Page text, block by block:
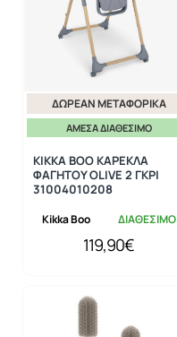
ΆΜΕΣΑ ΔΙΑΘΈΣΙΜΟ
ΔΩΡΕΆΝ ΜΕΤΑΦΟΡΙΚΆ
Kikka Boo ΔΙΑΘΕΣΙΜΟ
KIKKA BOO ΚΑΡΕΚΛΑ
ΦΑΓΗΤΟΥ OLIVE 2 ΓΚΡΙ
31004010208
119,90€